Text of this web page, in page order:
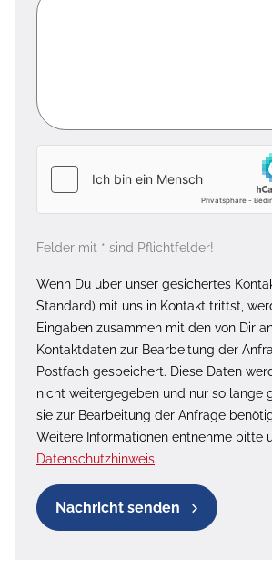
Felder mit * sind Pflichtfelder!
Wenn Du über unser gesichertes
Standard) mit uns in Kontakt trittst,
Eingaben zusammen mit den von Dir
Kontaktdaten zur Bearbeitung der
Postfach gespeichert. Diese Daten
nicht weitergegeben und nur so lange
sie zur Bearbeitung der Anfrage
Weitere Informationen entnehme bitte
Datenschutzhinweis.
Nachricht senden